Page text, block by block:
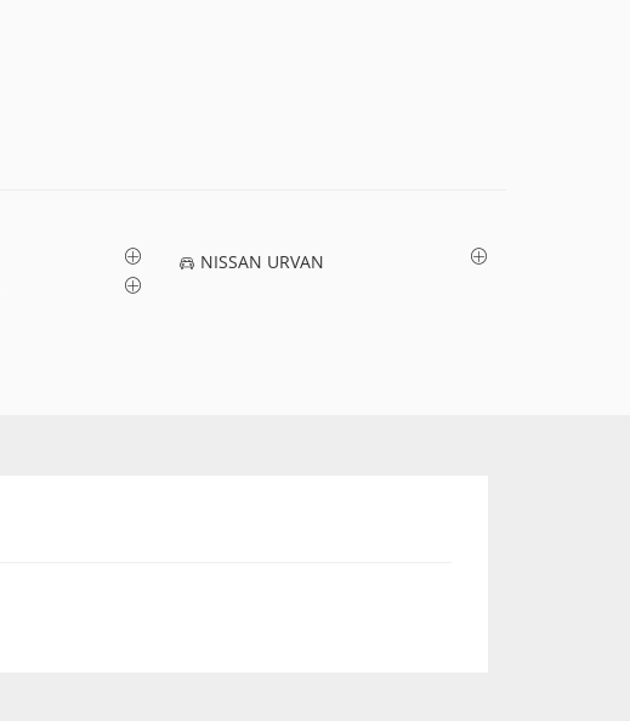
NISSAN URVAN